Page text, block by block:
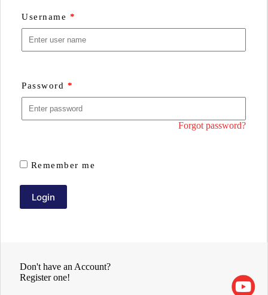
Username *
Password *
Forgot password?
Remember me
Don't have an Account?
Register one!